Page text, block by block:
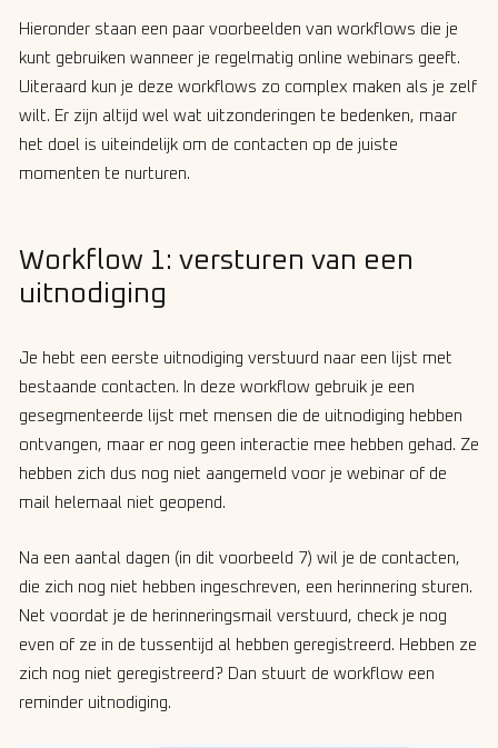
Hieronder staan een paar voorbeelden van workflows die je
kunt gebruiken wanneer je regelmatig online webinars geeft.
Uiteraard kun je deze workflows zo complex maken als je zelf
wilt. Er zijn altijd wel wat uitzonderingen te bedenken, maar
het doel is uiteindelijk om de contacten op de juiste
momenten te nurturen.
Workflow 1: versturen van een
uitnodiging
Je hebt een eerste uitnodiging verstuurd naar een lijst met
bestaande contacten. In deze workflow gebruik je een
gesegmenteerde lijst met mensen die de uitnodiging hebben
ontvangen, maar er nog geen interactie mee hebben gehad. Ze
hebben zich dus nog niet aangemeld voor je webinar of de
mail helemaal niet geopend.
Na een aantal dagen (in dit voorbeeld 7) wil je de contacten,
die zich nog niet hebben ingeschreven, een herinnering sturen.
Net voordat je de herinneringsmail verstuurd, check je nog
even of ze in de tussentijd al hebben geregistreerd. Hebben ze
zich nog niet geregistreerd? Dan stuurt de workflow een
reminder uitnodiging.